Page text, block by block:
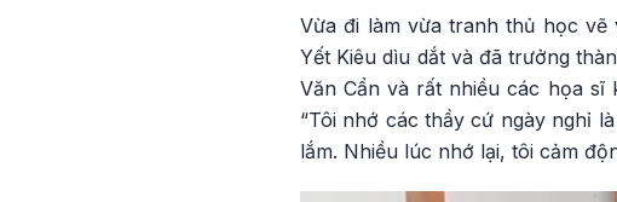
Vừa đi làm vừa tranh thủ học
Yết Kiêu dìu dắt và đã trưởng
Văn Cẩn và rất nhiều các họa
“Tôi nhớ các thầy cứ ngày nghỉ
lắm. Nhiều lúc nhớ lại, tôi cảm